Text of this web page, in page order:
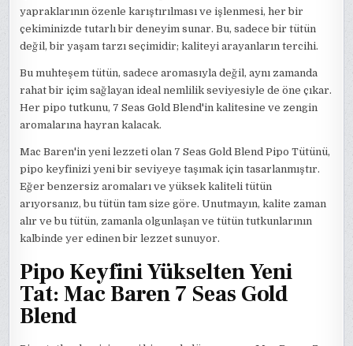
yapraklarının özenle karıştırılması ve işlenmesi, her bir
çekiminizde tutarlı bir deneyim sunar. Bu, sadece bir tütün
değil, bir yaşam tarzı seçimidir; kaliteyi arayanların tercihi.
Bu muhteşem tütün, sadece aromasıyla değil, aynı zamanda
rahat bir içim sağlayan ideal nemlilik seviyesiyle de öne çıkar.
Her pipo tutkunu, 7 Seas Gold Blend'in kalitesine ve zengin
aromalarına hayran kalacak.
Mac Baren'in yeni lezzeti olan 7 Seas Gold Blend Pipo Tütünü,
pipo keyfinizi yeni bir seviyeye taşımak için tasarlanmıştır.
Eğer benzersiz aromaları ve yüksek kaliteli tütün
arıyorsanız, bu tütün tam size göre. Unutmayın, kalite zaman
alır ve bu tütün, zamanla olgunlaşan ve tütün tutkunlarının
kalbinde yer edinen bir lezzet sunuyor.
Pipo Keyfini Yükselten Yeni
Tat: Mac Baren 7 Seas Gold
Blend